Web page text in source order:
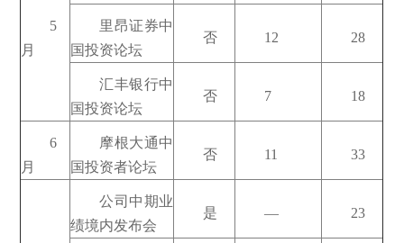
5
月
里昂证券中
国投资论坛
否 12 28
汇丰银行中
国投资论坛
否 7 18
6
月
摩根大通中
国投资者论坛
否 11 33
公司中期业
绩境内发布会
是 — 23